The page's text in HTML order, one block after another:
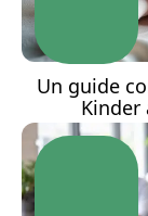
Un guide
Kinder